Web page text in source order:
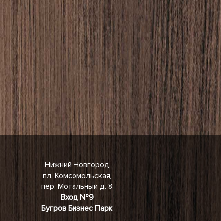
Нижний Новгород
пл. Комсомольская,
пер. Мотальный д. 8
Вход №9
Бугров Бизнес Парк